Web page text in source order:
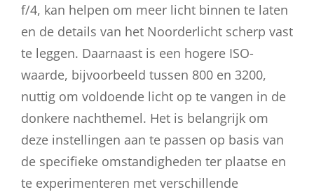
f/4, kan helpen om meer licht binnen te laten
en de details van het Noorderlicht scherp vast
te leggen. Daarnaast is een hogere ISO-
waarde, bijvoorbeeld tussen 800 en 3200,
nuttig om voldoende licht op te vangen in de
donkere nachthemel. Het is belangrijk om
deze instellingen aan te passen op basis van
de specifieke omstandigheden ter plaatse en
te experimenteren met verschillende